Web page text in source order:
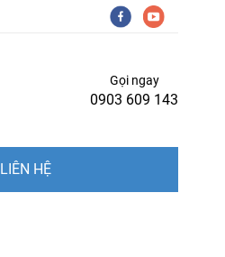
Gọi ngay
0903 609 143
LIÊN HỆ